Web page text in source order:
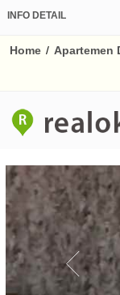
INFO DETAIL
Home / Apartemen